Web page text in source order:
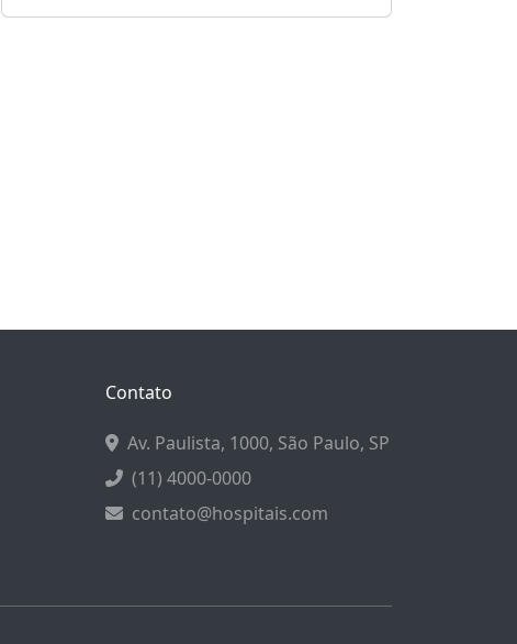
Contato
Av. Paulista, 1000, São Paulo, SP
(11) 4000-0000
contato@hospitais.com